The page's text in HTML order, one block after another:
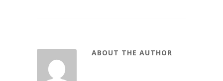
ABOUT THE AUTHOR